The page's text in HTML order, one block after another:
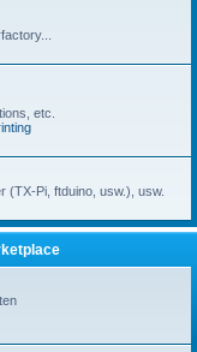
etc.
(TX-Pi, ftduino, usw.), usw.